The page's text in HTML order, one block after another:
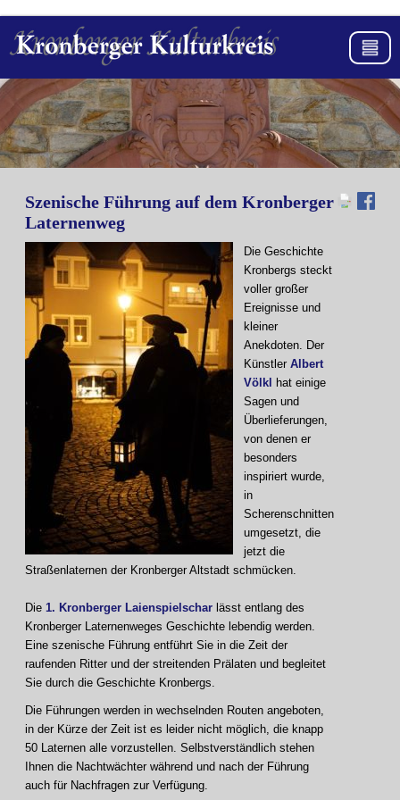
Szenische Führung auf dem Kronberger
Laternenweg
Die Geschichte
Kronbergs steckt
voller großer
Ereignisse und
kleiner
Anekdoten. Der
Künstler Albert
Völkl
hat einige
Sagen und
Überlieferungen,
von denen er
besonders
inspiriert wurde,
in
Scherenschnitten
umgesetzt, die
jetzt die
Straßenlaternen der Kronberger Altstadt schmücken.
Die 1. Kronberger Laienspielschar lässt entlang des
Kronberger Laternenweges Geschichte lebendig werden.
Eine szenische Führung entführt Sie in die Zeit der
raufenden Ritter und der streitenden Prälaten und begleitet
Sie durch die Geschichte Kronbergs.
Die Führungen werden in wechselnden Routen angeboten,
in der Kürze der Zeit ist es leider nicht möglich, die knapp
50 Laternen alle vorzustellen. Selbstverständlich stehen
Ihnen die Nachtwächter während und nach der Führung
auch für Nachfragen zur Verfügung.